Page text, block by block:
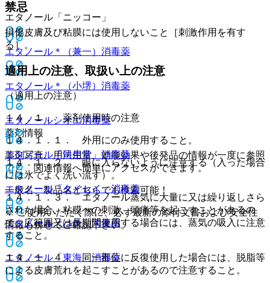
エタノール「ニッコー」
エタノール＊（兼一） 消毒薬
エタノール＊（小堺） 消毒薬
エタノールシオエ消毒薬
エタノール「司生堂」 消毒薬
エタノール「タイセイ」消毒薬
エタノール〈ハチ〉消毒薬
エタノール「東海」消毒薬
禁忌
損傷皮膚及び粘膜には使用しないこと［刺激作用を有す
る］。
適用上の注意、取扱い上の注意
（適用上の注意）
１４．１． 薬剤使用時の注意
１４．１．１． 外用にのみ使用すること。
１４．１．２． 眼に入らないように注意する（入った場合
には水でよく洗い流す）。
１４．１．３． エタノール蒸気に大量に又は繰り返しさら
された場合、粘膜への刺激、頭痛等を起こすことがあるの
で、広範囲又は長期間使用する場合には、蒸気の吸入に注意
すること。
１４．１．４． 同一部位に反復使用した場合には、脱脂等
による皮膚荒れを起こすことがあるので注意すること。
薬剤情報
薬剤写真、用法用量、効能効果や後発品の情報が一度に参照
でき、関連情報へ簡単にアクセスができます。
一般名、製品名どちらでも検索可能！
※ ご使用いただく際に、必ず最新の添付文書および安全性
情報も併せてご確認下さい。